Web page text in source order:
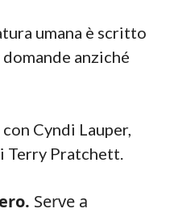
umana è scritto
anziché
Cyndi Lauper,
Terry Pratchett.
Serve a